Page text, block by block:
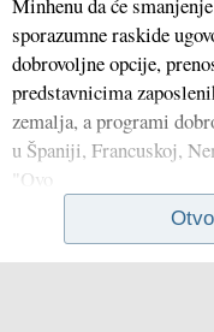
sporazumne raskide
dobrovoljne opcije,
predstavnicima
zemalja, a programi
u Španiji, Francuskoj,
"Ovo